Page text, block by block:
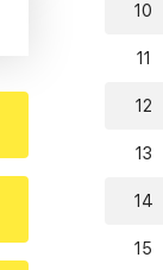
10
11
12
13
14
15